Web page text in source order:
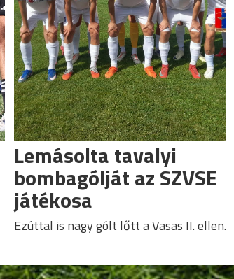
Lemásolta tavalyi
bombagólját az SZVSE
játékosa
Ezúttal is nagy gólt lőtt a Vasas II. ellen.